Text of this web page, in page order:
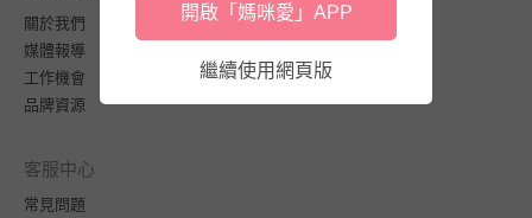
關於我們
媒體報導
工作機會
品牌資源
客服中心
常見問題
開啟「媽咪愛」APP
繼續使用網頁版